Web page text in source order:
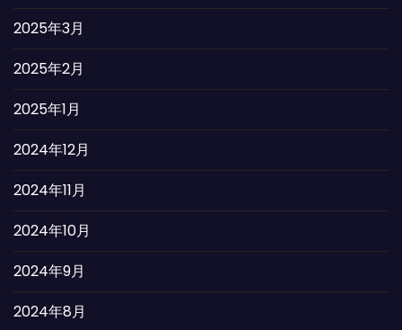
2025年3月
2025年2月
2025年1月
2024年12月
2024年11月
2024年10月
2024年9月
2024年8月